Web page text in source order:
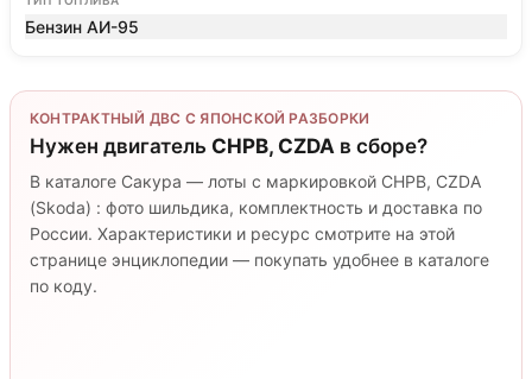
Бензин АИ-95
КОНТРАКТНЫЙ ДВС С ЯПОНСКОЙ РАЗБОРКИ
Нужен двигатель CHPB, CZDA в сборе?
В каталоге Сакура — лоты с маркировкой CHPB, CZDA
(Skoda) : фото шильдика, комплектность и доставка по
России. Характеристики и ресурс смотрите на этой
странице энциклопедии — покупать удобнее в каталоге
по коду.